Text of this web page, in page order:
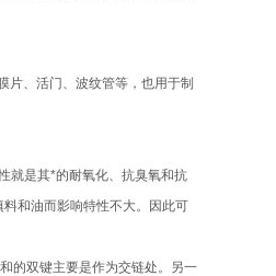
片、活门、波纹管等，也用于制
就是其*的耐氧化、抗臭氧和抗
和油而影响特性不大。因此可
的双键主要是作为交链处。另一